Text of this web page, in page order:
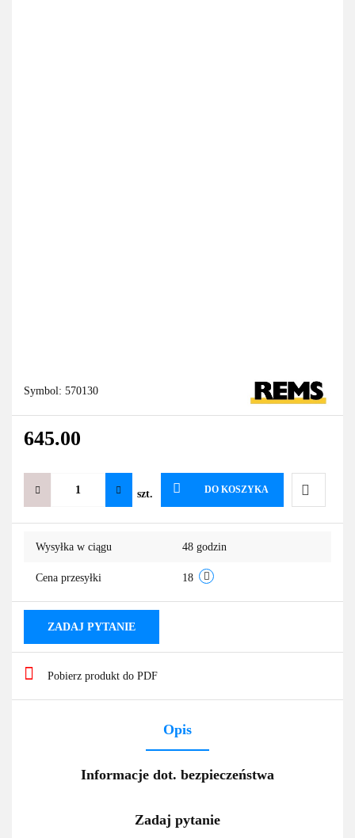
Symbol: 570130
645.00
szt. DO KOSZYKA
Do
Wysyłka w ciągu 48 godzin
Cena przesyłki 18
ZADAJ PYTANIE
Pobierz produkt do PDF
Opis
Informacje dot. bezpieczeństwa
Zadaj pytanie